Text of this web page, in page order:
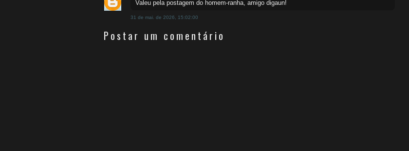
Valeu pela postagem do homem-ranha, amigo digaun!
31 de mai. de 2026, 15:02:00
Postar um comentário